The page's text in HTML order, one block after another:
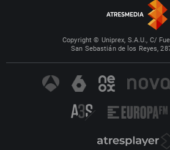
Copyright © Uniprex, S.A.U., C/
San Sebastián de los Reyes,